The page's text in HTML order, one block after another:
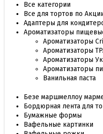
Все категории
Все для тортов по
Адаптеры для
Ароматизаторы
Ароматизаторы
Ароматизаторы
Ароматизаторы
Ароматизаторы
Ванильная паста
Безе маршмеллоу
Бордюрная лента для
Бумажные формы
Вафельные картинки